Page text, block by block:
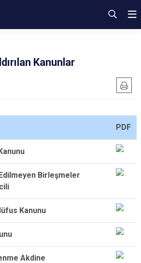
Kanunlar
PDF
Birleşmeler
Kanunu
Akdine